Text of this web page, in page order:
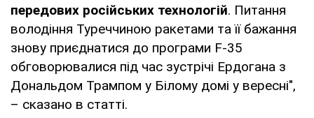
передових російських технологій. Питання
володіння Туреччиною ракетами та її бажання
знову приєднатися до програми F-35
обговорювалися під час зустрічі Ердогана з
Дональдом Трампом у Білому домі у вересні",
– сказано в статті.